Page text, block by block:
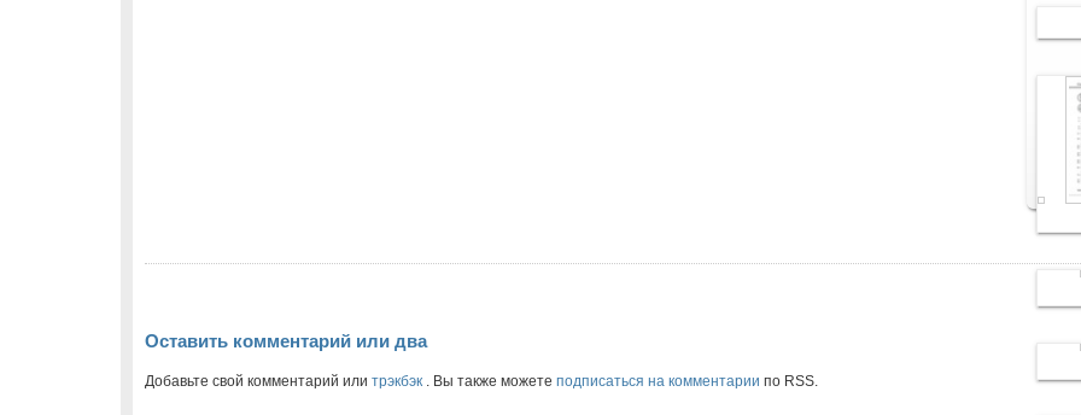
Оставить комментарий или два
Добавьте свой комментарий или трэкбэк . Вы также можете подписаться на комментарии по RSS.